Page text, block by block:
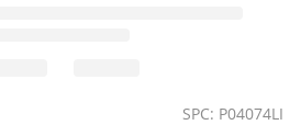
SPC: P04074LI